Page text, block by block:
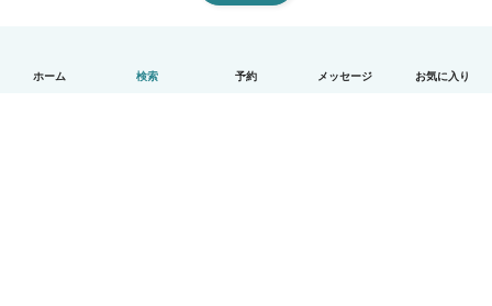
ホーム 検索 予約 メッセージ お気に入り